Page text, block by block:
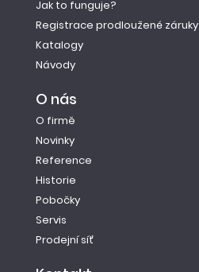
Jak to funguje?
Registrace prodloužené záruky
Katalogy
Návody
O nás
O firmě
Novinky
Reference
Historie
Pobočky
Servis
Prodejní síť